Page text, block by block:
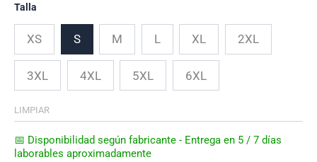
Talla
XS S M L XL 2XL
3XL 4XL 5XL 6XL
LIMPIAR
📅 Disponibilidad según fabricante - Entrega en 5 / 7 días
laborables aproximadamente